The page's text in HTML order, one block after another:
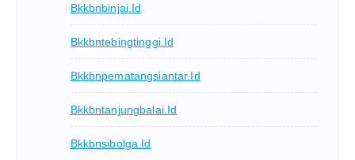
Bkkbnbinjai.id
Bkkbntebingtinggi.id
Bkkbnpematangsiantar.id
Bkkbntanjungbalai.id
Bkkbnsibolga.id